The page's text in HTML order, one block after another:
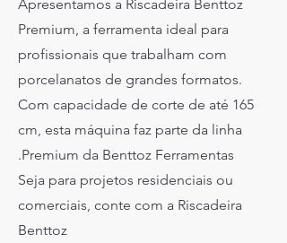
Apresentamos a Riscadeira Benttoz
Premium, a ferramenta ideal para
profissionais que trabalham com
porcelanatos de grandes formatos.
Com capacidade de corte de até 165
cm, esta máquina faz parte da linha
Premium da Benttoz Ferramentas.
Seja para projetos residenciais ou
comerciais, conte com a Riscadeira
Benttoz